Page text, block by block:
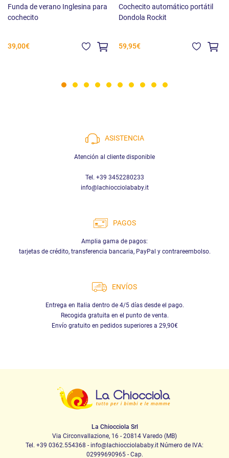
Funda de verano Inglesina para
cochecito
39,00€
Cochecito automático portátil
Dondola Rockit
59,95€
ASISTENCIA
Atención al cliente disponible
Tel. +39 3452280233
info@lachiocciolababy.it
PAGOS
Amplia gama de pagos:
tarjetas de crédito, transferencia bancaria, PayPal y contrareembolso.
ENVÍOS
Entrega en Italia dentro de 4/5 días desde el pago.
Recogida gratuita en el punto de venta.
Envío gratuito en pedidos superiores a 29,90€
La Chiocciola Srl
Via Circonvallazione, 16 - 20814 Varedo (MB)
Tel. +39 0362.554368 - info@lachiocciolababy.it Número de IVA:
02999690965 - Cap.